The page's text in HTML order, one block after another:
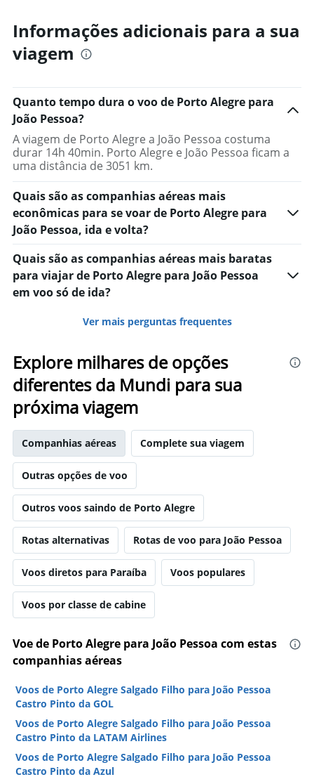
Informações adicionais para a sua
viagem
Quanto tempo dura o voo de Porto Alegre para
João Pessoa?
A viagem de Porto Alegre a João Pessoa costuma
durar 14h 40min. Porto Alegre e João Pessoa ficam a
uma distância de 3051 km.
Quais são as companhias aéreas mais
econômicas para se voar de Porto Alegre para
João Pessoa, ida e volta?
Quais são as companhias aéreas mais baratas
para viajar de Porto Alegre para João Pessoa
em voo só de ida?
Ver mais perguntas frequentes
Explore milhares de opções
diferentes da Mundi para sua
próxima viagem
Companhias aéreas Complete sua viagem
Outras opções de voo
Outros voos saindo de Porto Alegre
Rotas alternativas Rotas de voo para João Pessoa
Voos diretos para Paraíba Voos populares
Voos por classe de cabine
Voe de Porto Alegre para João Pessoa com estas
companhias aéreas
Voos de Porto Alegre Salgado Filho para João Pessoa
Castro Pinto da GOL
Voos de Porto Alegre Salgado Filho para João Pessoa
Castro Pinto da LATAM Airlines
Voos de Porto Alegre Salgado Filho para João Pessoa
Castro Pinto da Azul